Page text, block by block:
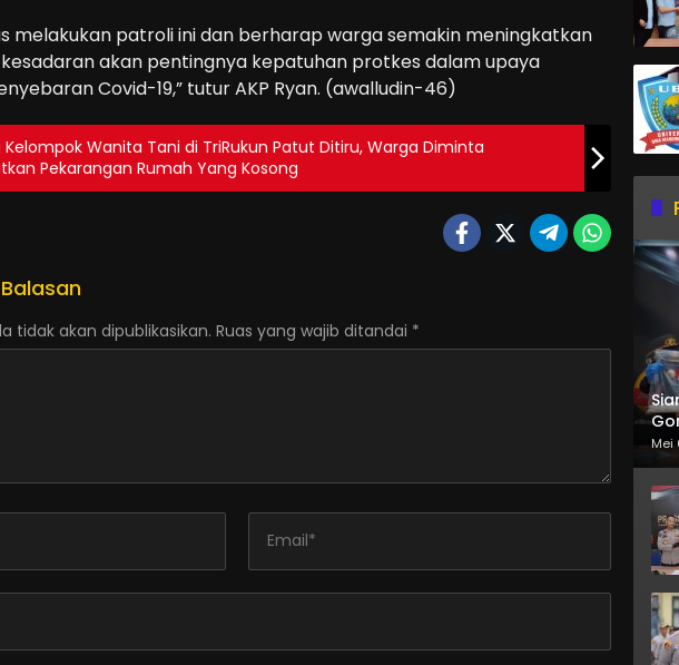
melakukan patroli ini dan berharap warga semakin meningkatkan
akan pentingnya kepatuhan protkes dalam upaya
Covid-19,” tutur AKP Ryan. (awalludin-46)
Kelompok Wanita Tani di TriRukun Patut Ditiru, Warga Diminta
Pekarangan Rumah Yang Kosong
tidak akan dipublikasikan. Ruas yang wajib ditandai *
Mei